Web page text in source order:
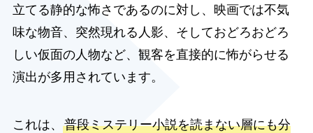
立てる静的な怖さであるのに対し、映画では不気
味な物音、突然現れる人影、そしておどろおどろ
しい仮面の人物など、観客を直接的に怖がらせる
演出が多用されています。
これは、 普段ミステリー小説を読まない層にも分